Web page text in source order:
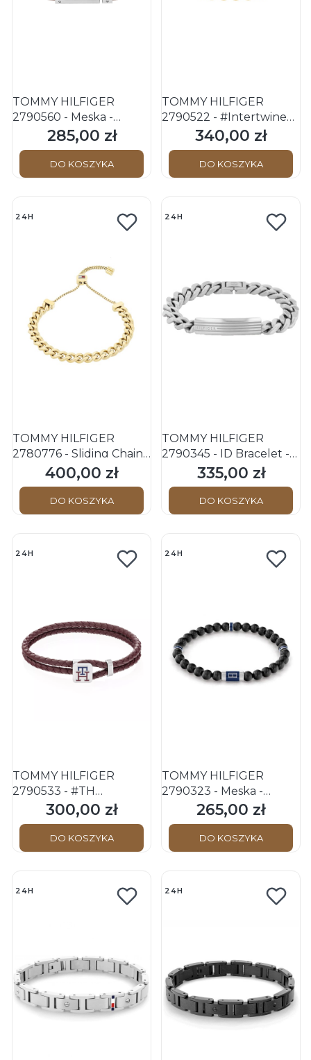
TOMMY HILFIGER
2790560 - Męska -
Bransoletka skórzana -
Brązowy
Cena
285,00 zł
DO KOSZYKA
TOMMY HILFIGER
2790522 - #Intertwined
Circles Chain - Męska -
Bransoletka stalowa
Cena
340,00 zł
DO KOSZYKA
24H
TOMMY HILFIGER
2780776 - Sliding Chains
- Damska - Bransoletka
ze stali nierdzewnej -
Cena
400,00 zł
DO KOSZYKA
24H
TOMMY HILFIGER
2790345 - ID Bracelet -
Męska - Bransoletka ze
stali nierdzewnej -
Srebrna
Cena
335,00 zł
DO KOSZYKA
24H
TOMMY HILFIGER
2790533 - #TH
Monogram - Bransoletka
skórzana
Cena
300,00 zł
DO KOSZYKA
24H
TOMMY HILFIGER
2790323 - Męska -
Bransoletka
Cena
265,00 zł
DO KOSZYKA
24H 24H